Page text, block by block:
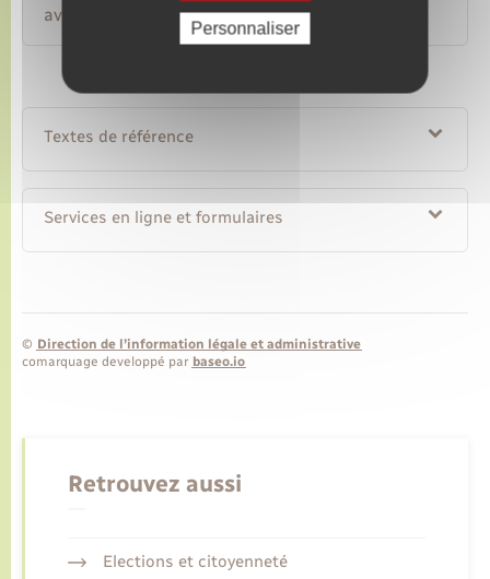
avec ses parents ?
Textes de référence
Services en ligne et formulaires
© Direction de l’information légale et administrative
comarquage developpé par baseo.io
Retrouvez aussi
Elections et citoyenneté
Personnaliser